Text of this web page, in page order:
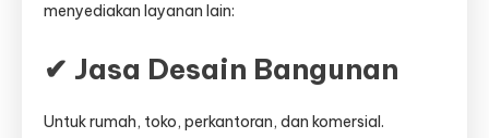
menyediakan layanan lain:
✔ Jasa Desain Bangunan
Untuk rumah, toko, perkantoran, dan komersial.